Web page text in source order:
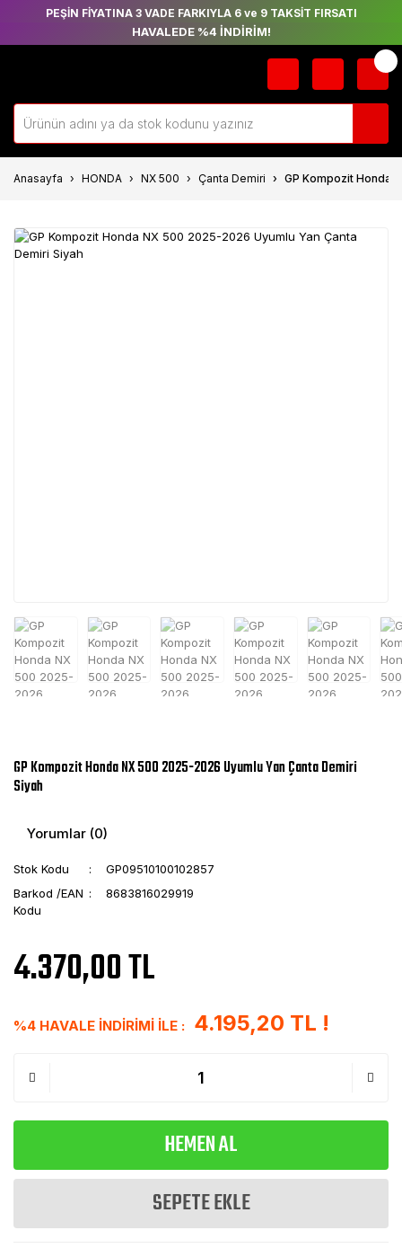
PEŞİN FİYATINA 3 VADE FARKIYLA 6 ve 9 TAKSİT FIRSATI
HAVALEDE %4 İNDİRİM!
Anasayfa HONDA NX 500 Çanta Demiri GP Kompozit Honda
GP Kompozit Honda NX 500 2025-2026 Uyumlu Yan Çanta Demiri
Siyah
Yorumlar (0)
Stok Kodu
GP09510100102857
Barkod /EAN
Kodu
8683816029919
4.370,00 TL
%4 HAVALE İNDİRİMİ İLE : 4.195,20 TL !
HEMEN AL
SEPETE EKLE